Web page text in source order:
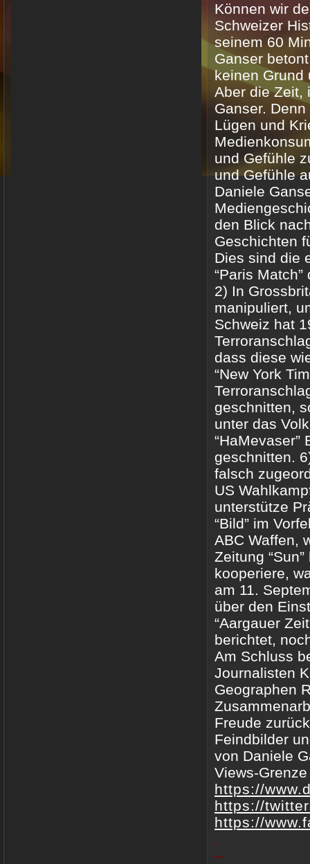
Können wir
Schweizer
seinem 60
Ganser
keinen Grund
Aber die Zeit,
Ganser.
Lügen und
und Gefühle
und Gefühle
Daniele
den Blick
Geschichten
Dies sind die
“Paris
2) In
manipuliert,
Schweiz hat
dass diese
“New York
geschnitten,
unter das
geschnitten.
falsch
US
unterstütze
“Bild” im
ABC Waffen,
Zeitung
kooperiere,
am 11.
über den
“Aargauer
berichtet,
Am Schluss
Journalisten
Geographen
Freude
Feindbilder
von Daniele
Views-
https://
https://
https://
.
–